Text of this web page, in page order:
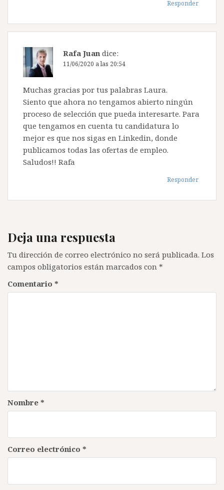
Responder
Rafa Juan dice:
11/06/2020 a las 20:54
Muchas gracias por tus palabras Laura.
Siento que ahora no tengamos abierto ningún
proceso de selección que pueda interesarte. Para
que tengamos en cuenta tu candidatura lo
mejor es que nos sigas en Linkedin, donde
publicamos todas las ofertas de empleo.
Saludos!! Rafa
Responder
Deja una respuesta
Tu dirección de correo electrónico no será publicada. Los
campos obligatorios están marcados con *
Comentario *
Nombre *
Correo electrónico *